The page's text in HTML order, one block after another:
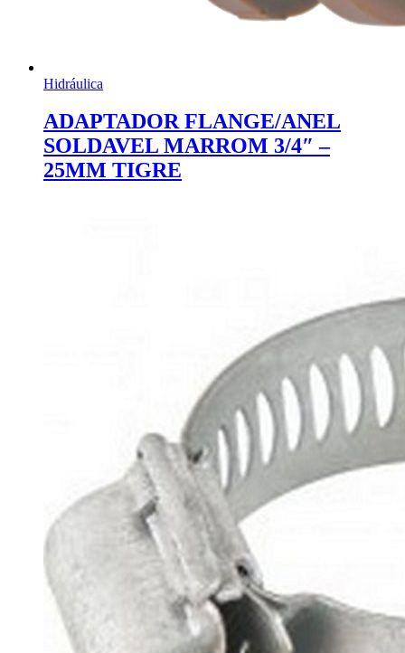
Hidráulica
ADAPTADOR FLANGE/ANEL
SOLDAVEL MARROM 3/4″ –
25MM TIGRE